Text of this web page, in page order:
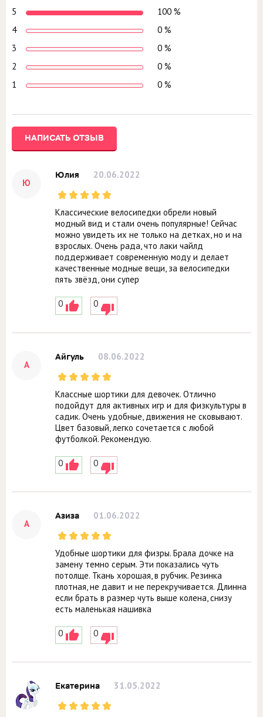
5
100 %
4
0 %
3
0 %
2
0 %
1
0 %
НАПИСАТЬ ОТЗЫВ
Ю
Юлия 20.06.2022
Классические велосипедки обрели новый
модный вид и стали очень популярные! Сейчас
можно увидеть их не только на детках, но и на
взрослых. Очень рада, что лаки чайлд
поддерживает современную моду и делает
качественные модные вещи, за велосипедки
пять звёзд, они супер
0 0
А
Айгуль 08.06.2022
Классные шортики для девочек. Отлично
подойдут для активных игр и для физкультуры в
садик. Очень удобные, движения не сковывают.
Цвет базовый, легко сочетается с любой
футболкой. Рекомендую.
0 0
А
Азиза 01.06.2022
Удобные шортики для физры. Брала дочке на
замену темно серым. Эти показались чуть
потолще. Ткань хорошая, в рубчик. Резинка
плотная, не давит и не перекручивается. Длинна
если брать в размер чуть выше колена, снизу
есть маленькая нашивка
0 0
Екатерина 31.05.2022